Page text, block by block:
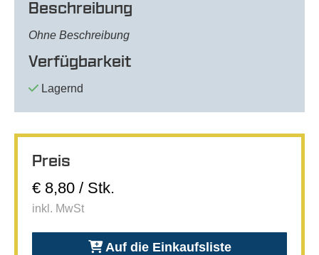
Beschreibung
Ohne Beschreibung
Verfügbarkeit
Lagernd
Preis
€ 8,80 / Stk.
inkl. MwSt
Auf die Einkaufsliste